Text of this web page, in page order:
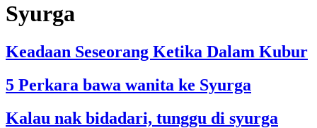
Syurga
Keadaan Seseorang Ketika Dalam Kubur
5 Perkara bawa wanita ke Syurga
Kalau nak bidadari, tunggu di syurga